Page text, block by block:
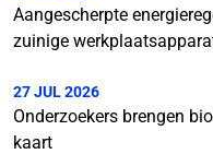
Aangescherpte
zuinige
27 JUL 2026
Onderzoekers brengen
kaart